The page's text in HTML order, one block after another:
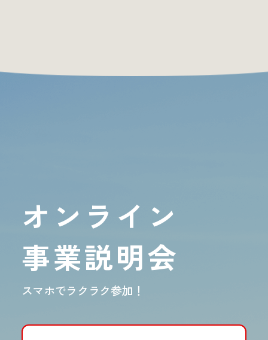
オンライン
事業説明会
スマホでラクラク参加！